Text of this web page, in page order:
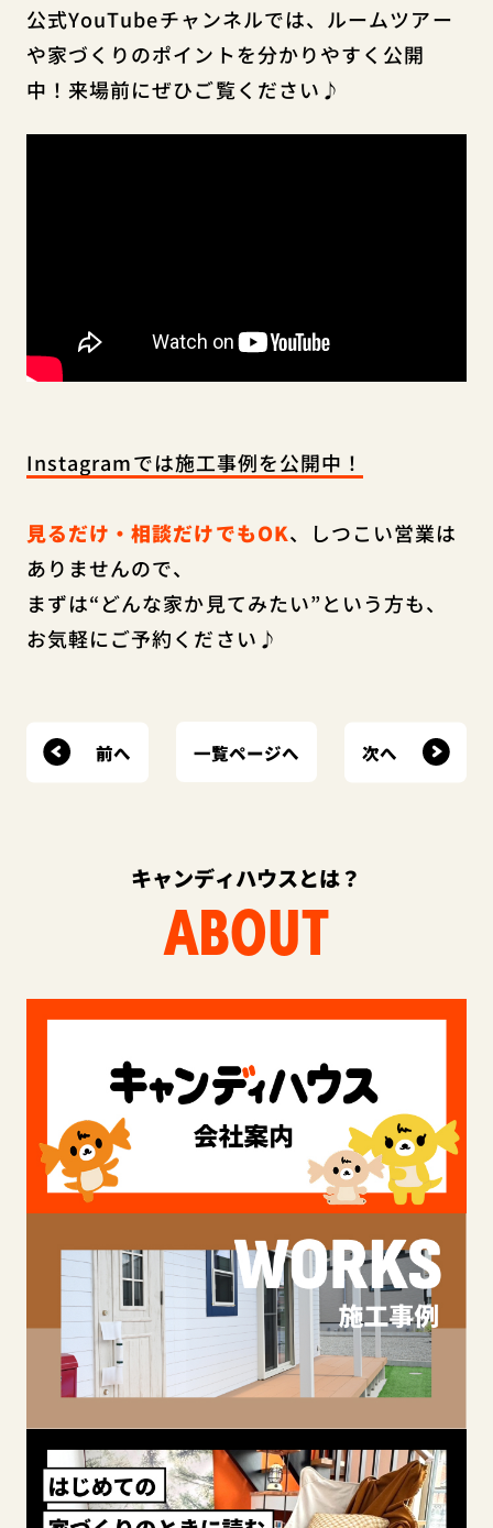
公式YouTubeチャンネルでは、ルームツアー
や家づくりのポイントを分かりやすく公開
中！来場前にぜひご覧ください♪
Instagramでは施工事例を公開中！
見るだけ・相談だけでもOK、しつこい営業は
ありませんので、
まずは“どんな家か見てみたい”という方も、
お気軽にご予約ください♪
前へ 一覧ページへ 次へ
キャンディハウスとは？
ABOUT